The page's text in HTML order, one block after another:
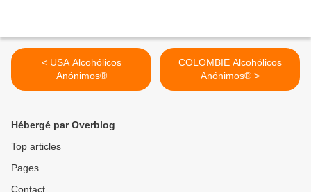
< USA Alcohólicos
Anónimos®
COLOMBIE Alcohólicos
Anónimos® >
Hébergé par Overblog
Top articles
Pages
Contact